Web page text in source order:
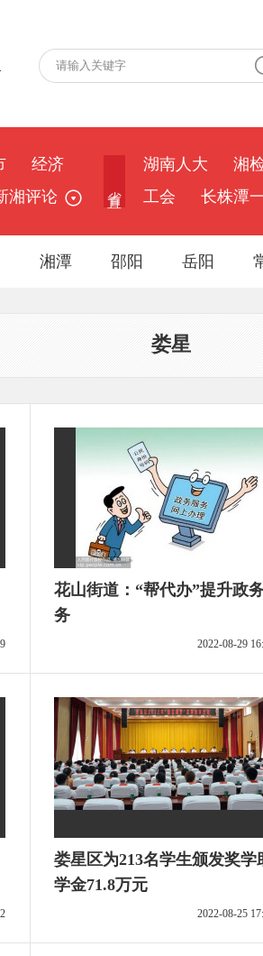
经济
湘评论
湖南人大 湘
工会
长株潭
湘潭 邵阳 岳阳
娄星
花山街道：“帮代办”提升政
务
2022-08-29
娄星区为213名学生颁发奖学
学金71.8万元
2022-08-25